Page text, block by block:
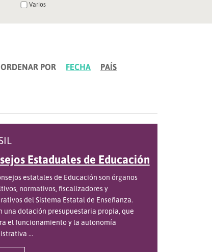
Varios
ORDENAR POR FECHA PAÍS
Estaduales de Educación
estatales de Educación son órganos
normativos, fiscalizadores y
del Sistema Estatal de Enseñanza.
una dotación presupuestaria propia, que
el funcionamiento y la autonomía
...